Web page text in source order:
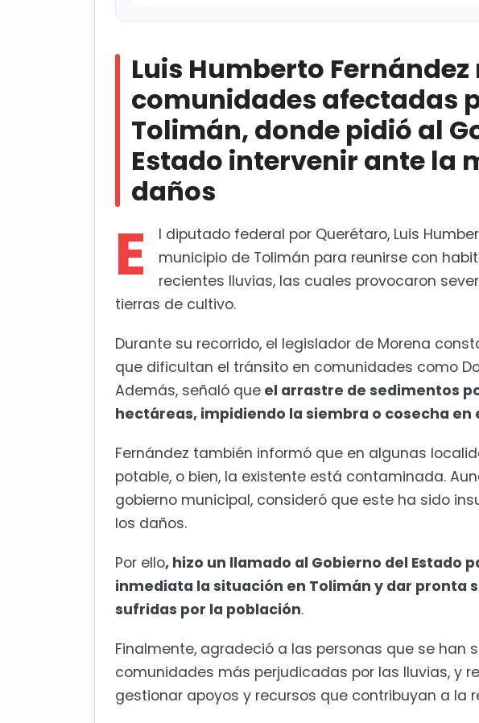
Municipio de Querétaro escoltará a peregrinos
Luis Humberto
comunidades afectadas
Tolimán, donde pidió al
Estado intervenir ante la
daños
E
l diputado federal por Querétaro, Luis
municipio de Tolimán para reunirse con
recientes lluvias, las cuales provocaron
tierras de cultivo.
Durante su recorrido, el legislador de Morena
que dificultan el tránsito en comunidades como
Además, señaló que el arrastre de sedimentos
hectáreas, impidiendo la siembra o cosecha en
Fernández también informó que en algunas
potable, o bien, la existente está contaminada.
gobierno municipal, consideró que este ha sido
los daños.
Por ello, hizo un llamado al Gobierno del Estado
inmediata la situación en Tolimán y dar pronta
sufridas por la población.
Finalmente, agradeció a las personas que se han
comunidades más perjudicadas por las lluvias, y
gestionar apoyos y recursos que contribuyan a la